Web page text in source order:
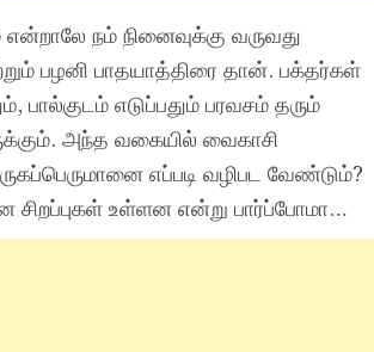
நம் நினைவுக்கு வருவது
பழனி பாதயாத்திரை தான். பக்தர்கள்
பால்குடம் எடுப்பதும் பரவசம் தரும்
அந்த வகையில் வைகாசி
எப்படி வழிபட வேண்டும்?
உள்ளன என்று பார்ப்போமா…